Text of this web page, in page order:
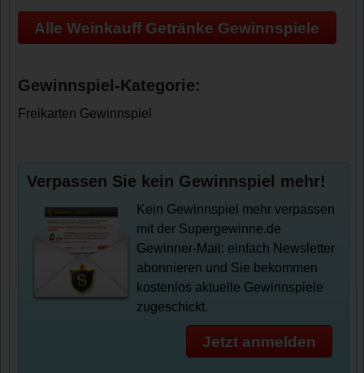
Alle Weinkauff Getränke Gewinnspiele
Gewinnspiel-Kategorie:
Freikarten Gewinnspiel
Verpassen Sie kein Gewinnspiel mehr!
Kein Gewinnspiel mehr verpassen
mit der Supergewinne.de
Gewinner-Mail: einfach Newsletter
abonnieren und Sie bekommen
kostenlos aktuelle Gewinnspiele
zugeschickt.
Jetzt anmelden